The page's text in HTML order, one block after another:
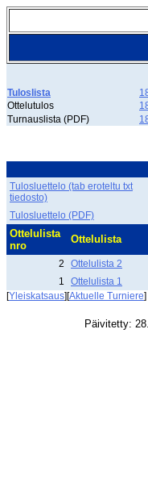
Tuloslista
Ottelutulos
Turnauslista (PDF)
Tulosluettelo (tab eroteltu txt
tiedosto)
Tulosluettelo (PDF)
Ottelulista
nro
Ottelulista
2 Ottelulista 2
1
Ottelulista 1
[Yleiskatsaus][Aktuelle Turniere]
Päivitetty: